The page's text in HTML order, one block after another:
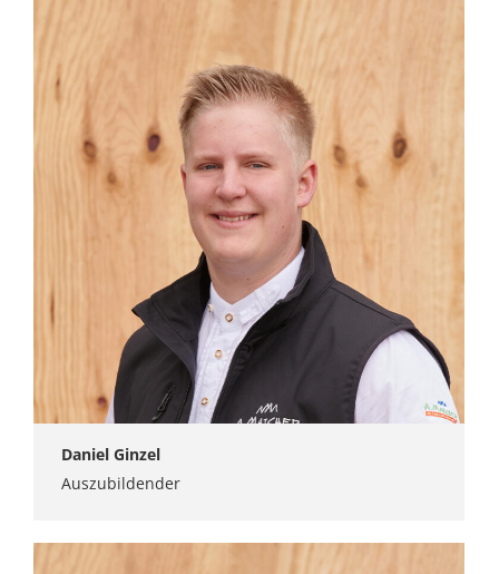
Daniel Ginzel
Auszubildender